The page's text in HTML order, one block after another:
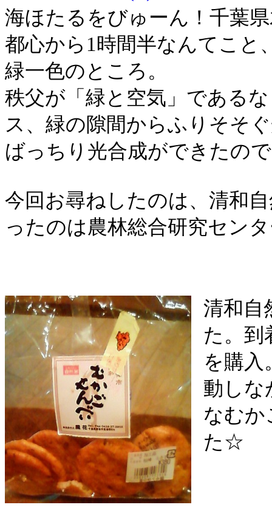
海ほたるをびゅーん！千葉
都心から 1時間半なんてこと
緑一色のところ。
秩父が「緑と空気」である
ス、緑の隙間からふりそそ
ばっちり光合成ができたの
今回お尋ねしたのは、清和
ったのは農林総合研究セン
清和自
た。到
を購入
動しな
なむか
た☆